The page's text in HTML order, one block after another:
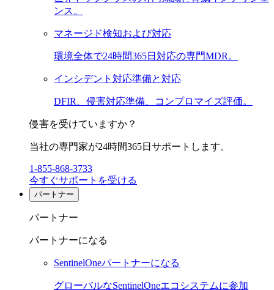
ンス。
マネージド検知および対応
環境全体で24時間365日対応の専門MDR。
インシデント対応準備と対応
DFIR、侵害対応準備、コンプロマイズ評価。
侵害を受けていますか？
当社の専門家が24時間365日サポートします。
1-855-868-3733
今すぐサポートを受ける
パートナー
パートナー
パートナーになる
SentinelOneパートナーになる
グローバルなSentinelOneエコシステムに参加